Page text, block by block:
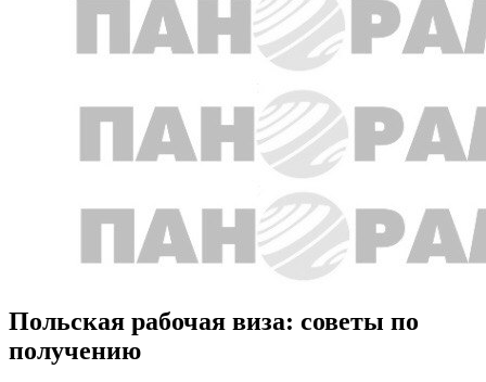
Польская рабочая виза: советы по
получению